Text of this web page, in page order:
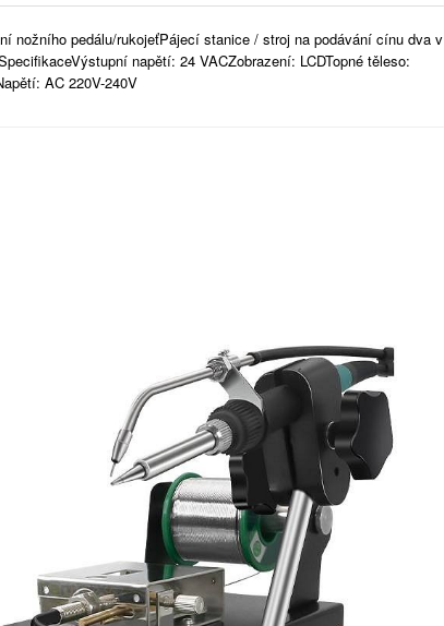
nožního pedálu/rukojeťPájecí stanice / stroj na podávání cínu dva v
napětí: 24 VACZobrazení: LCDTopné těleso:
AC 220V-240V